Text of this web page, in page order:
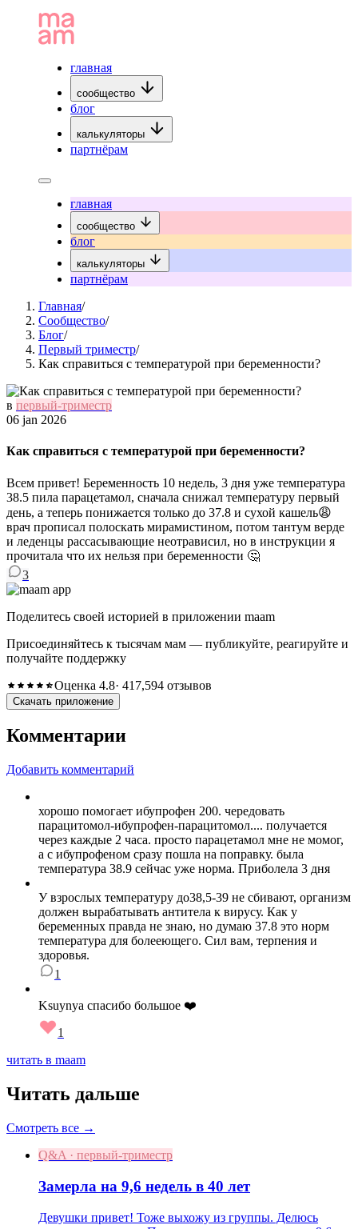
главная
сообщество
блог
калькуляторы
партнёрам
главная
сообщество
блог
калькуляторы
партнёрам
Главная/
Сообщество/
Блог/
Первый триместр/
Как справиться с температурой при беременности?
в первый-триместр
06 jan 2026
Как справиться с температурой при беременности?
Всем привет! Беременность 10 недель, 3 дня уже температура
38.5 пила парацетамол, сначала снижал температуру первый
день, а теперь понижается только до 37.8 и сухой кашель😩
врач прописал полоскать мирамистином, потом тантум верде
и леденцы рассасывающие неотрависил, но в инструкции я
прочитала что их нельзя при беременности 🤔
3
Поделитесь своей историей в приложении maam
Присоединяйтесь к тысячам мам — публикуйте, реагируйте и
получайте поддержку
Оценка 4.8· 417,594 отзывов
Скачать приложение
Комментарии
Добавить комментарий
хорошо помогает ибупрофен 200. чередовать
парацитомол-ибупрофен-парацитомол.... получается
через каждые 2 часа. просто парацетамол мне не момог,
а с ибупрофеном сразу пошла на поправку. была
температура 38.9 сейчас уже норма. Приболела 3 дня
У взрослых температуру до38,5-39 не сбивают, организм
должен вырабатывать антитела к вирусу. Как у
беременных правда не знаю, но думаю 37.8 это норм
температура для болееющего. Сил вам, терпения и
здоровья.
1
Ksuynya спасибо большое ❤️
1
читать в maam
Читать дальше
Смотреть все →
Q&A · первый-триместр
Замерла на 9,6 недель в 40 лет
Девушки привет! Тоже выхожу из группы. Делюсь